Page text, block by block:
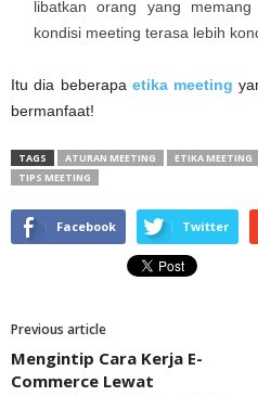
libatkan orang yang
kondisi meeting terasa lebih
Itu dia beberapa etika meeting
bermanfaat!
TAGS ATURAN MEETING ETIKA MEETING
TIPS MEETING
Facebook Twitter
Previous article
Mengintip Cara Kerja E-
Commerce Lewat